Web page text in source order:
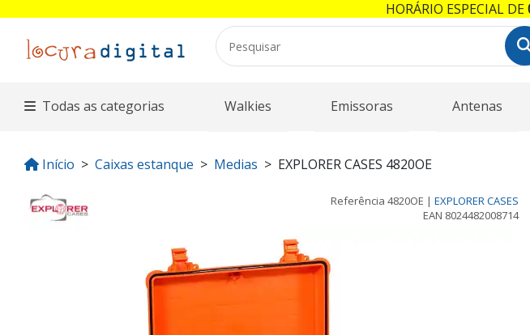
Todas as categorias Walkies Emissoras Antenas
Início Caixas estanque Medias EXPLORER CASES 4820OE
Referência 4820OE | EXPLORER CASES
EAN 8024482008714
HORÁRIO ESPECIAL DE